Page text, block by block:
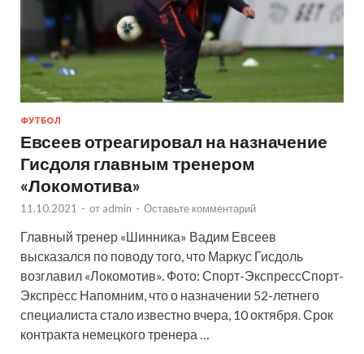
ФУТБОЛ
Евсеев отреагировал на назначение
Гисдоля главным тренером
«Локомотива»
11.10.2021 - от admin - Оставьте комментарий
Главный тренер «Шинника» Вадим Евсеев
высказался по поводу того, что Маркус Гисдоль
возглавил «Локомотив». Фото: Спорт-ЭкспрессСпорт-
Экспресс Напомним, что о назначении 52-летнего
специалиста стало известно вчера, 10 октября. Срок
контракта немецкого тренера …